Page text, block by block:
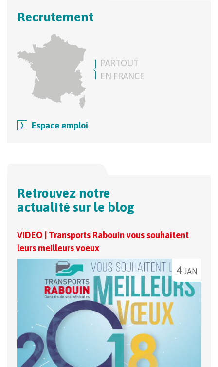
Recrutement
PARTOUT
EN FRANCE
Espace emploi
Retrouvez notre
actualité sur le blog
VIDEO | Transports Rabouin vous souhaitent
leurs meilleurs voeux
4 JAN